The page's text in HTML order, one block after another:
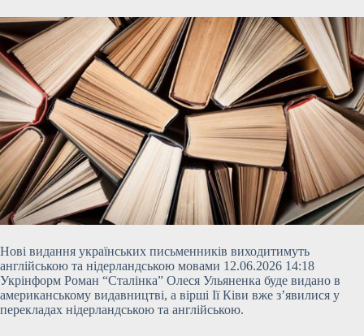
Нові видання українських письменників виходитимуть
англійською та нідерландською мовами 12.06.2026 14:18
Укрінформ Роман “Сталінка” Олеся Ульяненка буде видано в
американському видавництві, а вірші Ії Ківи вже з’явилися у
перекладах нідерландською та англійською.